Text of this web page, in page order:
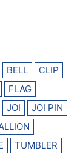
BELL
CLIP
FLAG
JOI
JOI PIN
TUMBLER